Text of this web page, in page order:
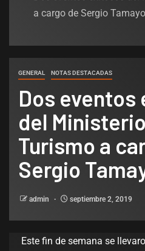
a cargo de Sergio Tamayo
GENERAL NOTAS DESTACADAS
Dos eventos
del
Turismo a
Sergio
admin septiembre 2, 2019
Este fin de semana se